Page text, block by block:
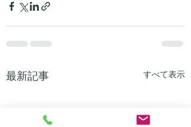
最新記事 すべて表示